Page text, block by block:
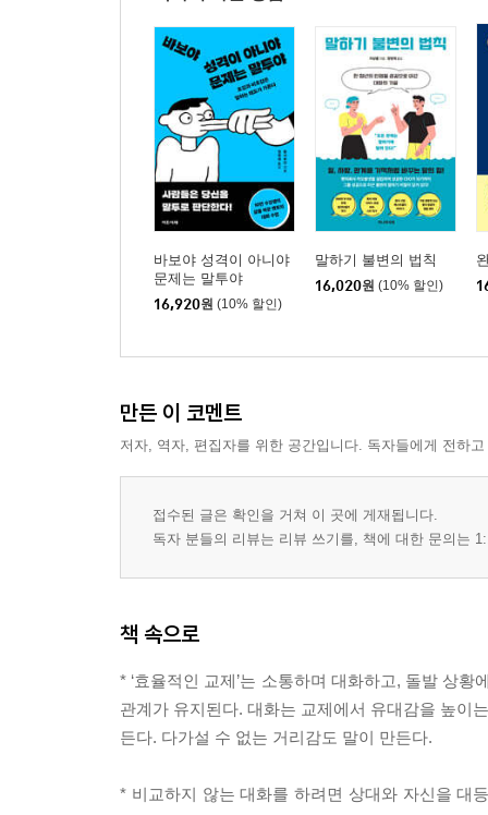
바보야 성격이 아니야
문제는 말투야
16,920원 (10% 할인)
말하기 불변의 법칙
16,020원 (10% 할인)
만든 이 코멘트
저자, 역자, 편집자를 위한 공간입니다. 독자들에게 전하
접수된 글은 확인을 거쳐 이 곳에 게재됩니다.
독자 분들의 리뷰는 리뷰 쓰기를, 책에 대한 문의는
책 속으로
* ‘효율적인 교제’는 소통하며 대화하고, 돌발 상
관계가 유지된다. 대화는 교제에서 유대감을 높이
든다. 다가설 수 없는 거리감도 말이 만든다.
* 비교하지 않는 대화를 하려면 상대와 자신을 대